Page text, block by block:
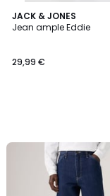
JACK & JONES
Jean ample Eddie
29,99 €